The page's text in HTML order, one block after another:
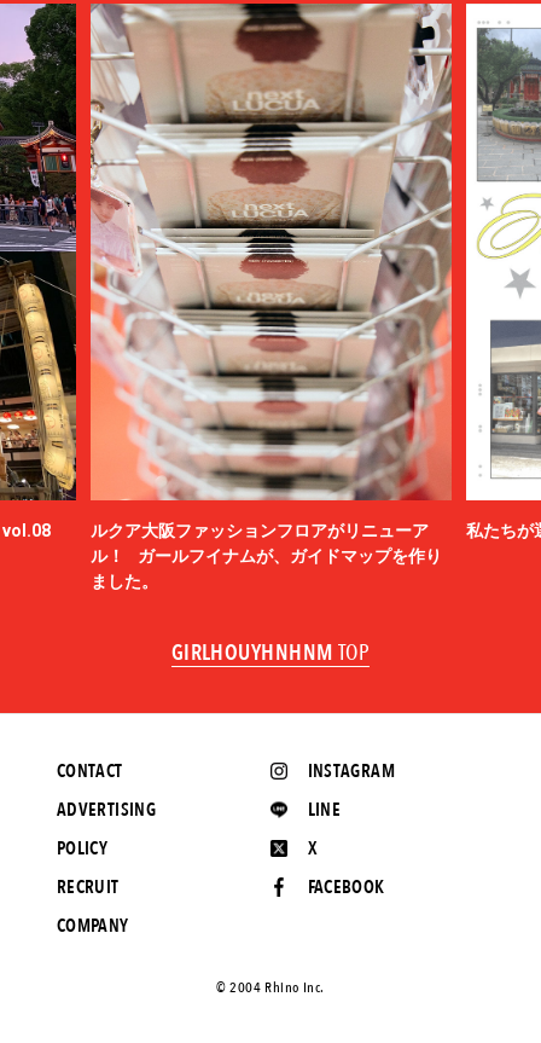
vol.08
ルクア大阪ファッションフロアがリニューア
ル！ ガールフイナムが、ガイドマップを作り
ました。
私たちが
GIRLHOUYHNHNM TOP
INSTAGRAM
LINE
X
FACEBOOK
CONTACT
ADVERTISING
POLICY
RECRUIT
COMPANY
©️ 2004 Rhino Inc.